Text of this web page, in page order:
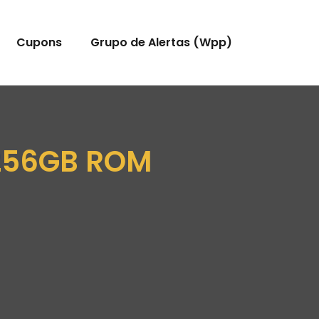
Cupons Grupo de Alertas (Wpp)
ROM